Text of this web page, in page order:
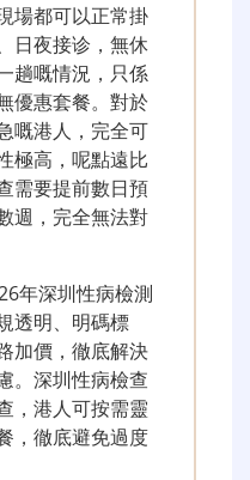
場都可以正常掛
日夜接诊，無休
趟嘅情況，只係
優惠套餐。對於
嘅港人，完全可
極高，呢點遠比
需要提前數日預
週，完全無法對
年深圳性病檢測
透明、明碼標
加價，徹底解決
。深圳性病檢查
，港人可按需靈
，徹底避免過度